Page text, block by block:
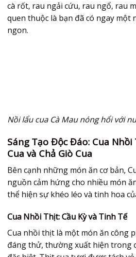
cà rốt, rau ngải cứu, rau ngổ, rau
quen thuộc là bạn đã có ngay một
ngon.
Nồi lẩu cua Cà Mau nóng hổi với
Sáng Tạo Độc Đáo: Cua
Cua và Chả Giò Cua
Bên cạnh những món ăn cơ bản,
nguồn cảm hứng cho nhiều món
thể hiện sự khéo léo và tinh hoa
Cua Nhồi Thịt: Cầu Kỳ và Tinh Tế
Cua nhồi thịt là một món ăn công
đáng thử, thường xuất hiện trong